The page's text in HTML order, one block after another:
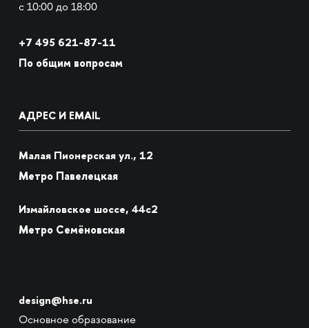
с 10:00 до 18:00
+7 495 621-87-11
По общим вопросам
АДРЕС И EMAIL
Малая Пионерская ул., 12
Метро Павелецкая
Измайловское шоссе, 44с2
Метро Семёновская
design@hse.ru
Основное образование